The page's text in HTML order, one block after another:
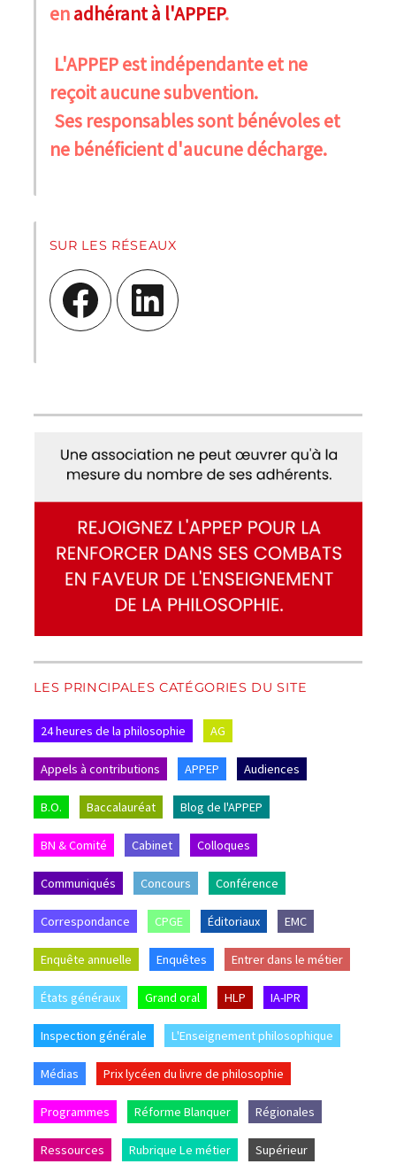
enadhérant à l'APPEP.
L'APPEP est indépendante et ne
reçoit aucune subvention.
Ses responsables sont bénévoles et
ne bénéficient d'aucune décharge.
SUR LES RÉSEAUX
Facebook LinkedIn
LES PRINCIPALES CATÉGORIES DU SITE
24 heures de la philosophie AG
Appels à contributions APPEP Audiences
B.O. Baccalauréat Blog de l'APPEP
BN & Comité Cabinet Colloques
Communiqués Concours Conférence
Correspondance CPGE Éditoriaux EMC
Enquête annuelle Enquêtes Entrer dans le métier
États généraux Grand oral HLP IA-IPR
Inspection générale L'Enseignement philosophique
Médias Prix lycéen du livre de philosophie
Programmes Réforme Blanquer Régionales
Ressources Rubrique Le métier Supérieur